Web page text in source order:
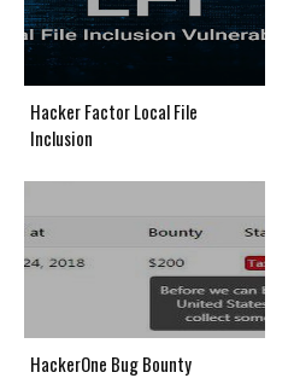
Hacker Factor Local File
Inclusion
HackerOne Bug Bounty